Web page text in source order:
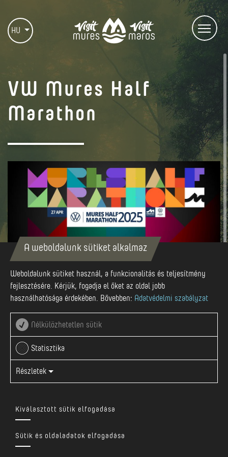
HU
VW Mures Half
Marathon
Apr-27
2025 ÁPRILIS 27
Nézd meg Facebookon
VW Maros Félmaraton 2025!
A weboldalunk sütiket alkalmaz
Weboldalunk sütiket használ, a funkcionalitás és teljesítmény
fejlesztésére. Kérjük, fogadja el őket az oldal jobb
használhatósága érdekében. Bővebben: Adatvédelmi szabályzat
Nélkülözhetetlen sütik
Statisztika
Részletek
Kiválasztott sütik elfogadása
Sütik és oldaladatok elfogadása